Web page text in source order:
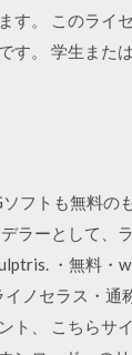
す。 このラ
す。 学生ま
フトも無料
ラーとして
・無料
ノセラス・通
、 こちらサ